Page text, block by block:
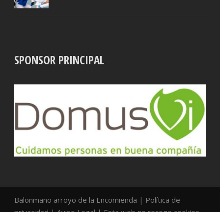
SPONSOR PRINCIPAL
Balonmano arroyo de la Encomienda | Política de